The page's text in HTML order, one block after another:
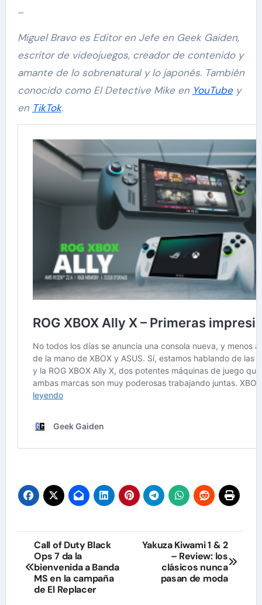
–
Miguel Bravo es Editor en Jefe en Geek Gaiden,
escritor de videojuegos, creador de contenido y
amante de lo sobrenatural y lo japonés. También
conocido como El Detective Mike en YouTubey
en TikTok.
Navegación
de
entradas
Call of Duty Black
Ops 7 da la
bienvenida a Banda
MS en la campaña
de El Replacer
Yakuza Kiwami 1 & 2
– Review: los
clásicos nunca
pasan de moda